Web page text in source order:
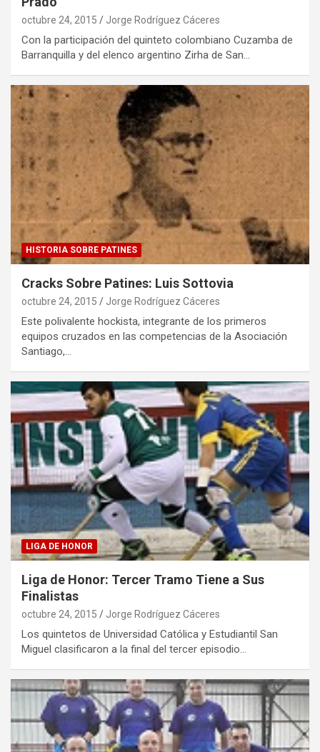
octubre 24, 2015 Jorge Rodríguez Cáceres
Con la participación del quinteto colombiano Cuzamba de
Barranquilla y del elenco argentino Zirha de San…
HISTORIA SOBRE PATINES
Cracks Sobre Patines: Luis Sottovia
octubre 24, 2015 Jorge Rodríguez Cáceres
Este polivalente hockista, integrante de los primeros
equipos cruzados en las competencias de la Asociación
Santiago,…
LIGA DE HONOR
Liga de Honor: Tercer Tramo Tiene a Sus
Finalistas
octubre 24, 2015 Jorge Rodríguez Cáceres
Los quintetos de Universidad Católica y Estudiantil San
Miguel clasificaron a la final del tercer episodio…